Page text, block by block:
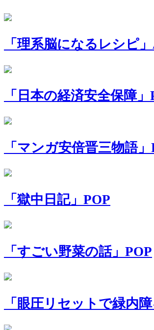
「理系脳になるレシピ
「日本の経済安全保障」
「マンガ安倍晋三物語」
「獄中日記」POP
「すごい野菜の話」POP
「眼圧リセットで緑内